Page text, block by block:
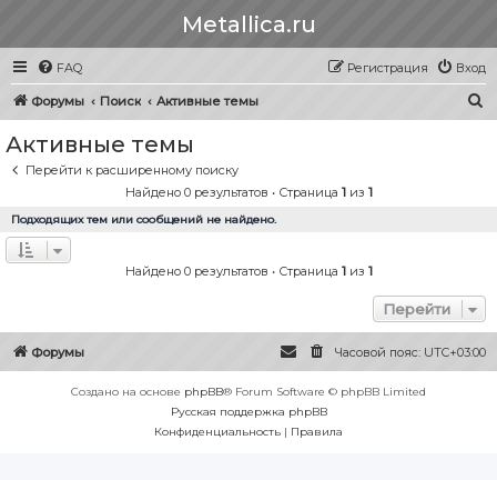
Metallica.ru
FAQ Вход
Регистрация
Форумы Поиск Активные темы
Активные темы
Перейти к расширенному поиску
Найдено 0 результатов • Страница 1из 1
Подходящих тем или сообщений не найдено.
Найдено 0 результатов • Страница 1из 1
Перейти
Форумы Часовой пояс: UTC+03:00
Создано на основе phpBB® Forum Software © phpBB Limited
Русская поддержка phpBB
Конфиденциальность | Правила